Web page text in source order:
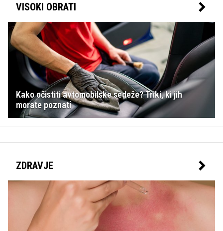
VISOKI OBRATI
Kako očistiti avtomobilske sedeže? Triki, ki jih
morate poznati
ZDRAVJE